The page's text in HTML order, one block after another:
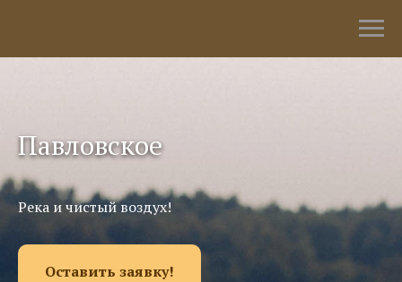
Павловское
Река и чистый воздух!
Оставить заявку!